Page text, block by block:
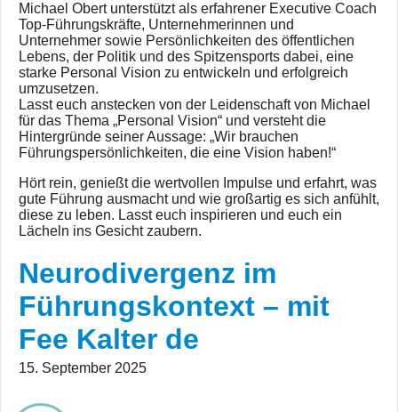
Michael Obert unterstützt als erfahrener Executive Coach
Top-Führungskräfte, Unternehmerinnen und
Unternehmer sowie Persönlichkeiten des öffentlichen
Lebens, der Politik und des Spitzensports dabei, eine
starke Personal Vision zu entwickeln und erfolgreich
umzusetzen.
Lasst euch anstecken von der Leidenschaft von Michael
für das Thema „Personal Vision“ und versteht die
Hintergründe seiner Aussage: „Wir brauchen
Führungspersönlichkeiten, die eine Vision haben!“
Hört rein, genießt die wertvollen Impulse und erfahrt, was
gute Führung ausmacht und wie großartig es sich anfühlt,
diese zu leben. Lasst euch inspirieren und euch ein
Lächeln ins Gesicht zaubern.
Neurodivergenz im
Führungskontext – mit
Fee Kalter de
15. September 2025